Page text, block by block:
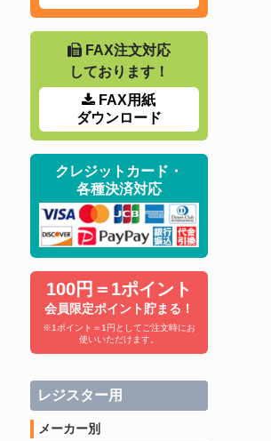
FAX注文対応
しております！
FAX用紙
ダウンロード
クレジットカード・
各種決済対応
100円＝1ポイント
会員限定ポイント貯まる！
※1ポイント＝1円としてご注文時にお
使いいただけます。
レジスター用
メーカー別